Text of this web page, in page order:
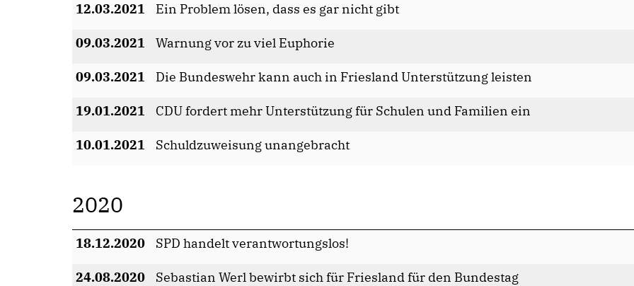
12.03.2021 Ein Problem lösen, dass es gar nicht gibt
09.03.2021 Warnung vor zu viel Euphorie
09.03.2021 Die Bundeswehr kann auch in Friesland Unterstützung leisten
19.01.2021 CDU fordert mehr Unterstützung für Schulen und Familien ein
10.01.2021 Schuldzuweisung unangebracht
2020
18.12.2020 SPD handelt verantwortungslos!
24.08.2020 Sebastian Werl bewirbt sich für Friesland für den Bundestag